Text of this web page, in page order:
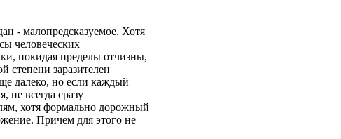
- малопредсказуемое. Хотя
человеческих
покидая пределы отчизны,
степени заразителен
далеко, но если каждый
не всегда сразу
хотя формально дорожный
Причем для этого не